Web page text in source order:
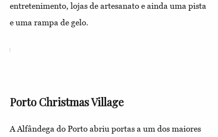
entretenimento, lojas de artesanato e ainda uma pista
e uma rampa de gelo.
Porto Christmas Village
A Alfândega do Porto abriu portas a um dos maiores